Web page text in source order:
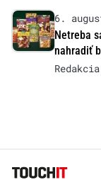
6.
Netreba
nahradiť
Redakcia